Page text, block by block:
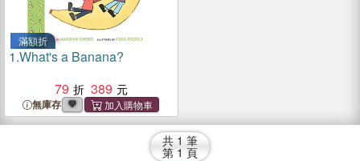
滿額折
1.What's a Banana?
79
389
無庫存
共 1 筆
第 1 頁